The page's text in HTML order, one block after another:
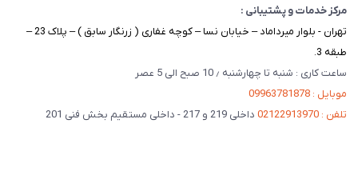
مرکز خدمات و پشتیبانی :
تهران - بلوار میرداماد – خیابان نسا – کوچه غفاری ( زرنگار سابق ) – پلاک 23 –
طبقه 3.
ساعت کاری : شنبه تا چهارشنبه ٫ 10 صبح الی 5 عصر
موبایل : 09963781878
تلفن : 02122913970
داخلی 219 و 217 - داخلی مستقیم بخش فنی 201